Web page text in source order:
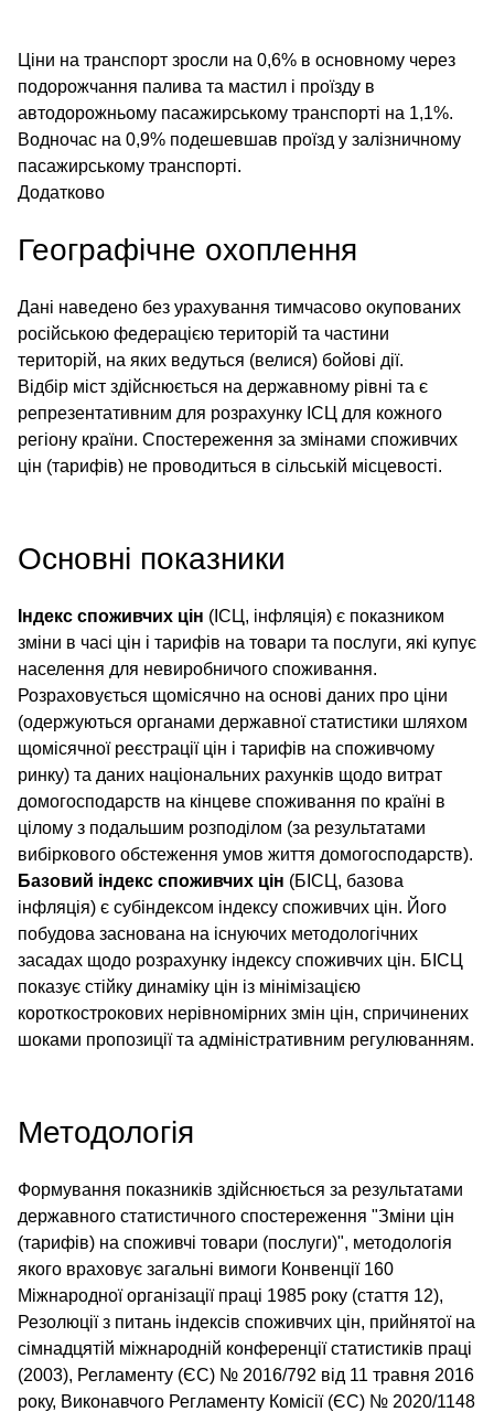
Ціни на транспорт зросли на 0,6% в основному через
подорожчання палива та мастил і проїзду в
автодорожньому пасажирському транспорті на 1,1%.
Водночас на 0,9% подешевшав проїзд у залізничному
пасажирському транспорті.
Додатково
Географічне охоплення
Дані наведено без урахування тимчасово окупованих
російською федерацією територій та частини
територій, на яких ведуться (велися) бойові дії.
Відбір міст здійснюється на державному рівні та є
репрезентативним для розрахунку ІСЦ для кожного
регіону країни. Спостереження за змінами споживчих
цін (тарифів) не проводиться в сільській місцевості.
Основні показники
Індекс споживчих цін (ІСЦ, інфляція) є показником
зміни в часі цін і тарифів на товари та послуги, які купує
населення для невиробничого споживання.
Розраховується щомісячно на основі даних про ціни
(одержуються органами державної статистики шляхом
щомісячної реєстрації цін і тарифів на споживчому
ринку) та даних національних рахунків щодо витрат
домогосподарств на кінцеве споживання по країні в
цілому з подальшим розподілом (за результатами
вибіркового обстеження умов життя домогосподарств).
Базовий індекс споживчих цін (БІСЦ, базова
інфляція) є субіндексом індексу споживчих цін. Його
побудова заснована на існуючих методологічних
засадах щодо розрахунку індексу споживчих цін. БІСЦ
показує стійку динаміку цін із мінімізацією
короткострокових нерівномірних змін цін, спричинених
шоками пропозиції та адміністративним регулюванням.
Методологія
Формування показників здійснюється за результатами
державного статистичного спостереження "Зміни цін
(тарифів) на споживчі товари (послуги)", методологія
якого враховує загальні вимоги Конвенції 160
Міжнародної організації праці 1985 року (стаття 12),
Резолюції з питань індексів споживчих цін, прийнятої на
сімнадцятій міжнародній конференції статистиків праці
(2003), Регламенту (ЄС) № 2016/792 від 11 травня 2016
року, Виконавчого Регламенту Комісії (ЄС) № 2020/1148